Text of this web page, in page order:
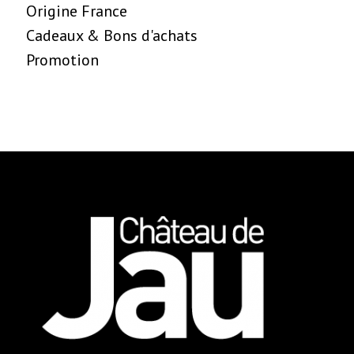
Origine France
Cadeaux & Bons d'achats
Promotion